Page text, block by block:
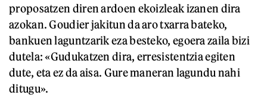
proposatzen diren ardoen ekoizleak izanen dira
azokan. Goudier jakitun da aro txarra bateko,
bankuen laguntzarik eza besteko, egoera zaila bizi
dutela: «Gudukatzen dira, erresistentzia egiten
dute, eta ez da aisa. Gure maneran lagundu nahi
ditugu».